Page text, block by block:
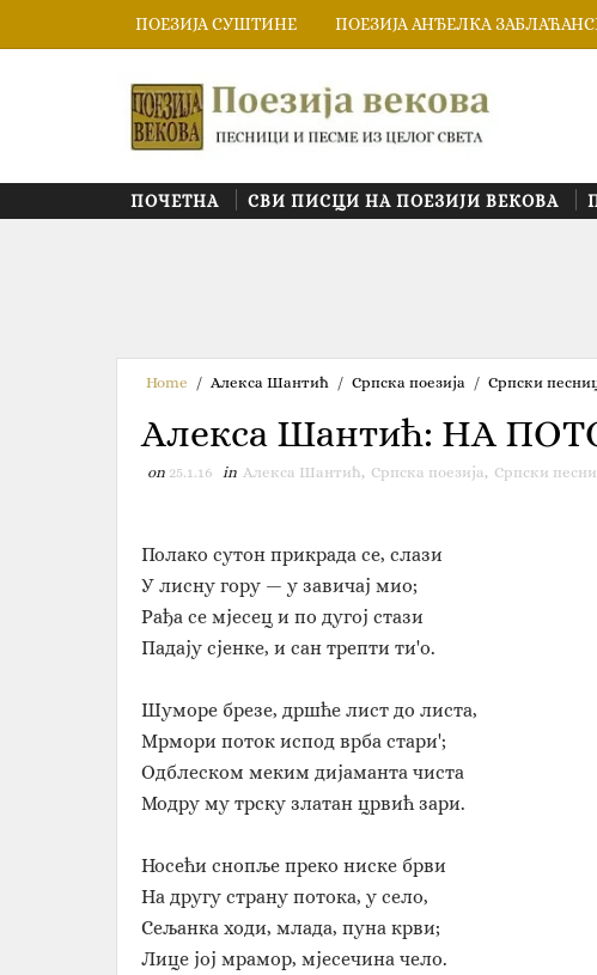
ПОЕЗИЈА СУШТИНЕ ПОЕЗИЈА АНЂЕЛКА
ПОЧЕТНА СВИ ПИСЦИ НА ПОЕЗИЈИ ВЕКОВА
Home / Алекса Шантић / Српска поезија / Српски
Алекса Шантић: НА
on 25.1.16 in Алекса Шантић, Српска поезија, Српски
Полако сутон прикрада се, слази
У лисну гору — у завичај мио;
Рађа се мјесец и по дугој стази
Падају сјенке, и сан трепти ти'о.
Шуморе брезе, дршће лист до листа,
Мрмори поток испод врба стари';
Одблеском меким дијаманта чиста
Модру му трску златан црвић зари.
Носећи снопље преко ниске брви
На другу страну потока, у село,
Сељанка ходи, млада, пуна крви;
Лице јој мрамор, мјесечина чело.